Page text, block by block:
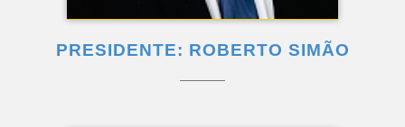
PRESIDENTE: ROBERTO SIMÃO